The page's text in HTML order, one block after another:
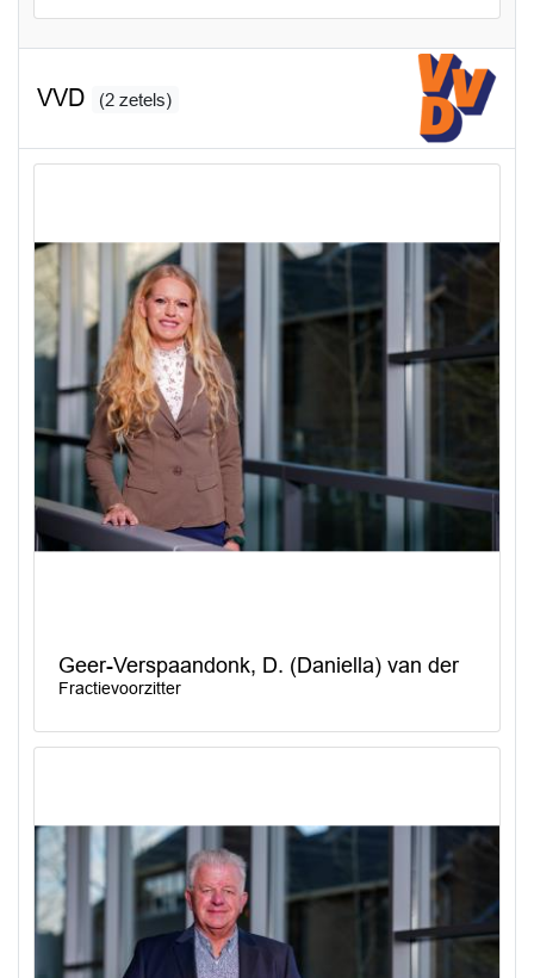
VVD (2 zetels)
Geer-Verspaandonk, D. (Daniella) van der
Fractievoorzitter